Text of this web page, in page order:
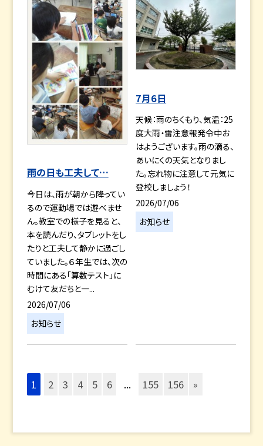
雨の日も工夫して…
今日は、雨が朝から降ってい
るので運動場では遊べませ
ん。教室での様子を見ると、
本を読んだり、タブレットをし
たりと工夫して静かに過ごし
ていました。６年生では、次の
時間にある「算数テスト」に
むけて友だちと一...
2026/07/06
お知らせ
7月6日
天候：雨のちくもり、気温：25
度大雨・雷注意報発令中お
はようございます。雨の滴る、
あいにくの天気となりまし
た。忘れ物に注意して元気に
登校しましょう！
2026/07/06
お知らせ
1 2 3 4 5 6 ... 155 156 »